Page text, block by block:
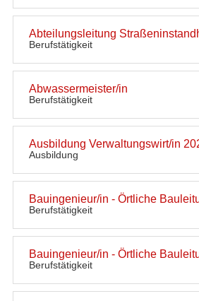
Abteilungsleitung
Berufstätigkeit
Abwassermeister/in
Berufstätigkeit
Ausbildung Verwaltungswirt/in
Ausbildung
Bauingenieur/in - Örtliche
Berufstätigkeit
Bauingenieur/in - Örtliche
Berufstätigkeit